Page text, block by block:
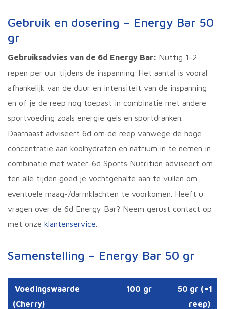
Gebruik en dosering – Energy Bar 50
gr
Gebruiksadvies van de 6d Energy Bar: Nuttig 1-2
repen per uur tijdens de inspanning. Het aantal is vooral
afhankelijk van de duur en intensiteit van de inspanning
en of je de reep nog toepast in combinatie met andere
sportvoeding zoals energie gels en sportdranken.
Daarnaast adviseert 6d om de reep vanwege de hoge
concentratie aan koolhydraten en natrium in te nemen in
combinatie met water. 6d Sports Nutrition adviseert om
ten alle tijden goed je vochtgehalte aan te vullen om
eventuele maag-/darmklachten te voorkomen. Heeft u
vragen over de 6d Energy Bar? Neem gerust contact op
met onze klantenservice
Samenstelling – Energy Bar 50 gr
Voedingswaarde
(Cherry)
100 gr
50 gr (=1
reep)